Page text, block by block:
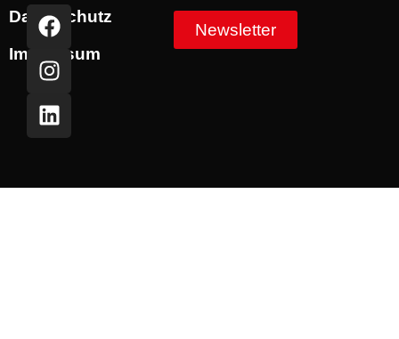
Datenschutz
Impressum
Newsletter